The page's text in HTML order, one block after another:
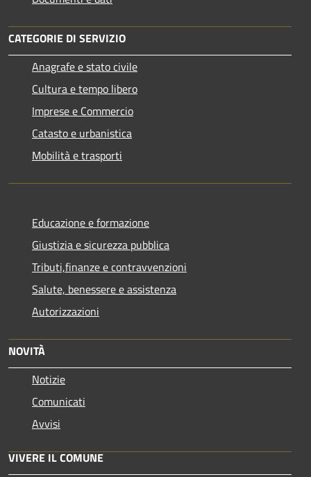
CATEGORIE DI SERVIZIO
Anagrafe e stato civile
Cultura e tempo libero
Imprese e Commercio
Catasto e urbanistica
Mobilità e trasporti
Educazione e formazione
Giustizia e sicurezza pubblica
Tributi,finanze e contravvenzioni
Salute, benessere e assistenza
Autorizzazioni
NOVITÀ
Notizie
Comunicati
Avvisi
VIVERE IL COMUNE